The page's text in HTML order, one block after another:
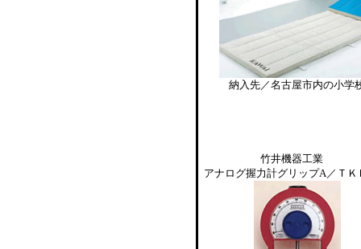
納入先／名古屋市内の小学
竹井機器工業
アナログ握力計グリップA／ＴＫ